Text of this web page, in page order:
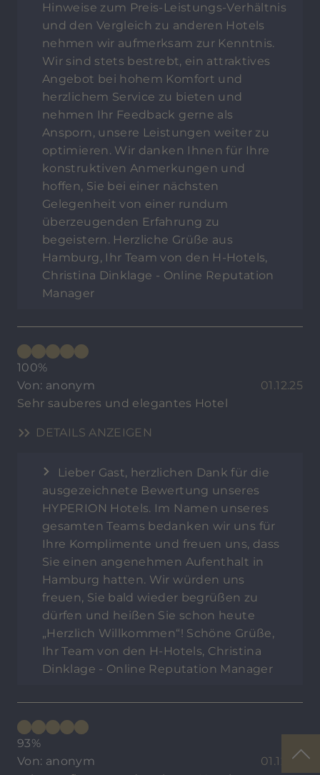
Hinweise zum Preis-Leistungs-Verhältnis
und den Vergleich zu anderen Hotels
nehmen wir aufmerksam zur Kenntnis.
Wir sind stets bestrebt, ein attraktives
Angebot bei hohem Komfort und
herzlichem Service zu bieten und
nehmen Ihr Feedback gerne als
Ansporn, unsere Leistungen weiter zu
optimieren. Wir danken Ihnen für Ihre
konstruktiven Anmerkungen und
hoffen, Sie bei einer nächsten
Gelegenheit von einer rundum
überzeugenden Erfahrung zu
begeistern. Herzliche Grüße aus
Hamburg, Ihr Team von den H-Hotels,
Christina Dinklage - Online Reputation
Manager
100%
Von: anonym
01.12.25
Sehr sauberes und elegantes Hotel
DETAILS ANZEIGEN
Lieber Gast, herzlichen Dank für die
ausgezeichnete Bewertung unseres
HYPERION Hotels. Im Namen unseres
gesamten Teams bedanken wir uns für
Ihre Komplimente und freuen uns, dass
Sie einen angenehmen Aufenthalt in
Hamburg hatten. Wir würden uns
freuen, Sie bald wieder begrüßen zu
dürfen und heißen Sie schon heute
„Herzlich Willkommen“! Schöne Grüße,
Ihr Team von den H-Hotels, Christina
Dinklage - Online Reputation Manager
93%
Von: anonym
01.12.25